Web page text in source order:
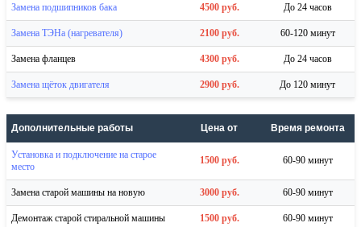
Замена подшипников бака 4500 руб. До 24 часов
Замена ТЭНа (нагревателя) 2100 руб. 60-120 минут
Замена фланцев 4300 руб. До 24 часов
Замена щёток двигателя 2900 руб. До 120 минут
Дополнительные работы Цена от Время ремонта
Установка и подключение на старое
место
1500 руб. 60-90 минут
Замена старой машины на новую 3000 руб. 60-90 минут
Демонтаж старой стиральной машины 1500 руб. 60-90 минут